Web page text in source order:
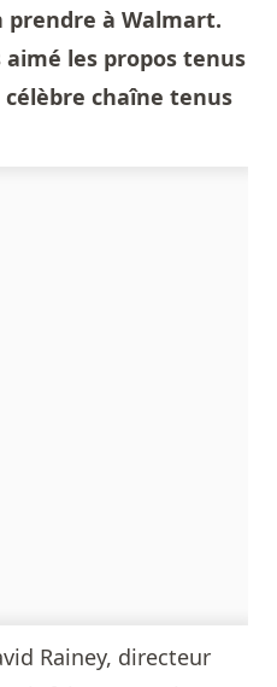
à Walmart.
les propos tenus
chaîne tenus
Rainey, directeur